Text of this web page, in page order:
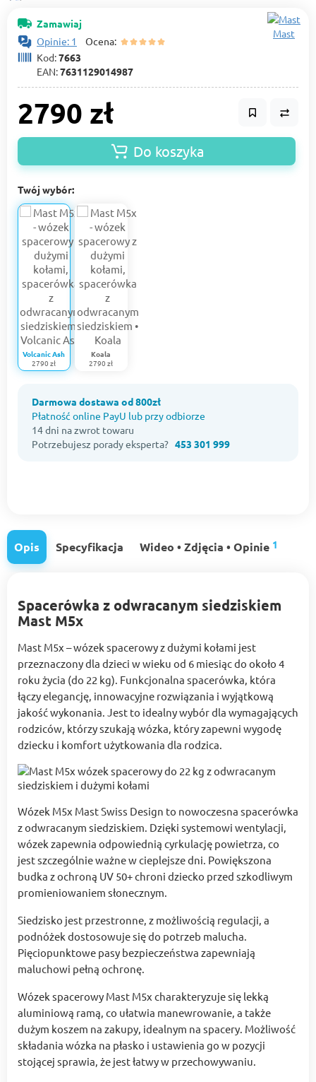
Zamawiaj
Opinie: 1
Ocena:
Kod:7663
EAN:7631129014987
Mast
2790 zł
Do koszyka
Twój wybór:
Volcanic Ash
2790 zł
Koala
2790 zł
Darmowa dostawa od 800zł
Płatność online PayU lub przy odbiorze
14 dni na zwrot towaru
Potrzebujesz porady eksperta? 453 301 999
Opis Specyfikacja Wideo • Zdjęcia • Opinie 1
Spacerówka z odwracanym siedziskiem
Mast M5x
Mast M5x – wózek spacerowy z dużymi kołami jest
przeznaczony dla dzieci w wieku od 6 miesiąc do około 4
roku życia (do 22 kg). Funkcjonalna spacerówka, która
łączy elegancję, innowacyjne rozwiązania i wyjątkową
jakość wykonania. Jest to idealny wybór dla wymagających
rodziców, którzy szukają wózka, który zapewni wygodę
dziecku i komfort użytkowania dla rodzica.
Wózek M5x Mast Swiss Design to nowoczesna spacerówka
z odwracanym siedziskiem. Dzięki systemowi wentylacji,
wózek zapewnia odpowiednią cyrkulację powietrza, co
jest szczególnie ważne w cieplejsze dni. Powiększona
budka z ochroną UV 50+ chroni dziecko przed szkodliwym
promieniowaniem słonecznym.
Siedzisko jest przestronne, z możliwością regulacji, a
podnóżek dostosowuje się do potrzeb malucha.
Pięciopunktowe pasy bezpieczeństwa zapewniają
maluchowi pełną ochronę.
Wózek spacerowy Mast M5x charakteryzuje się lekką
aluminiową ramą, co ułatwia manewrowanie, a także
dużym koszem na zakupy, idealnym na spacery. Możliwość
składania wózka na płasko i ustawienia go w pozycji
stojącej sprawia, że jest łatwy w przechowywaniu.